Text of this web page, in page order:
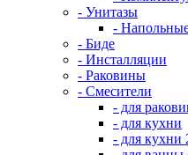
- Унитазы
-
- Биде
- Инсталляции
- Раковины
- Смесители
- для
- для кухни
- для кухни